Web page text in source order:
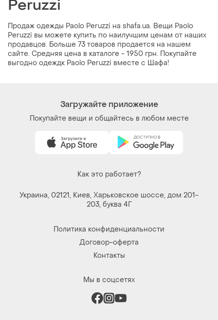
Peruzzi
Продаж одежды Paolo Peruzzi на shafa.ua. Вещи Paolo
Peruzzi вы можете купить по наилучшим ценам от наших
продавцов. Больше 73 товаров продается на нашем
сайте. Средняя цена в каталоге - 1950 грн. Покупайте
выгодно одеждк Paolo Peruzzi вместе с Шафа!
Загружайте приложение
Покупайте вещи и общайтесь в любом месте
Как это работает?
Украина, 02121, Киев, Харьковское шоссе, дом 201-
203, буква 4Г
Политика конфиденциальности
Договор-оферта
Контакты
Мы в соцсетях